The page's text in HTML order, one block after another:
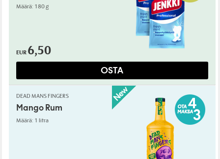
Määrä: 180 g
EUR 6,50
OSTA
DEAD MANS FINGERS
Mango Rum
Määrä: 1 litra